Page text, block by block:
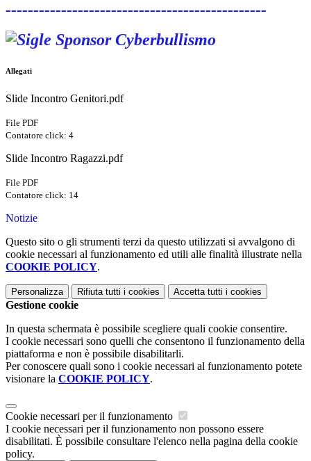
-----------------------------------------------
Allegati
Slide Incontro Genitori.pdf
File PDF
Contatore click: 4
Slide Incontro Ragazzi.pdf
File PDF
Contatore click: 14
Notizie
Questo sito o gli strumenti terzi da questo utilizzati si avvalgono di
cookie necessari al funzionamento ed utili alle finalità illustrate nella
COOKIE POLICY.
Personalizza Rifiuta tutti i cookies Accetta tutti i cookies
Gestione cookie
In questa schermata è possibile scegliere quali cookie consentire.
I cookie necessari sono quelli che consentono il funzionamento della
piattaforma e non è possibile disabilitarli.
Per conoscere quali sono i cookie necessari al funzionamento potete
visionare la COOKIE POLICY.
Cookie necessari per il funzionamento
I cookie necessari per il funzionamento non possono essere
disabilitati. È possibile consultare l'elenco nella pagina della cookie
policy.